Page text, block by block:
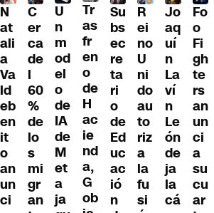
N
at
ali
a
Va
ld
eb
en
it
o
an
un
ci
C
er
ca
de
l
60
%
de
lo
s
mi
gr
an
U
n
m
od
el
o
de
IA
de
M
et
a
ja
Tr
as
fr
en
o
de
H
ac
ie
nd
a,
G
ob
Su
bs
ec
re
ta
ri
o
de
Ed
uc
ac
ió
n
R
ei
no
U
ni
do
au
to
riz
a
la
fu
si
Jo
aq
uí
n
La
ví
n
Le
ón
de
ja
la
cá
Fo
o
Fi
gh
te
rs
an
un
ci
a
su
cu
ar